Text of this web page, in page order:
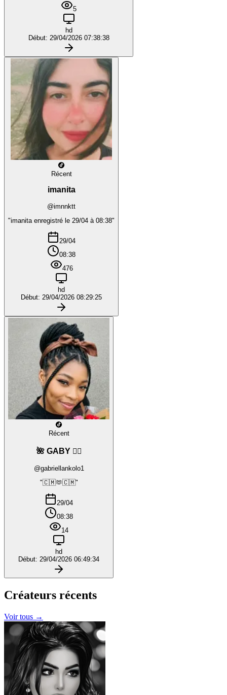
5
hd
Début: 29/04/2026 07:38:38
Récent
imanita
@imnnktt
"imanita enregistré le 29/04 à 08:38"
29/04
08:38
476
hd
Début: 29/04/2026 08:29:25
Récent
🌺 GABY ❤️‍🔥
@gabriellankolo1
"🇨🇲🫶🇨🇲"
29/04
08:38
14
hd
Début: 29/04/2026 06:49:34
Créateurs récents
Voir tous →